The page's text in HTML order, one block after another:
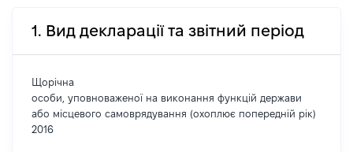
1. Вид декларації та звітний період
Щорічна
особи, уповноваженої на виконання функцій держави
або місцевого самоврядування (охоплює попередній рік)
2016